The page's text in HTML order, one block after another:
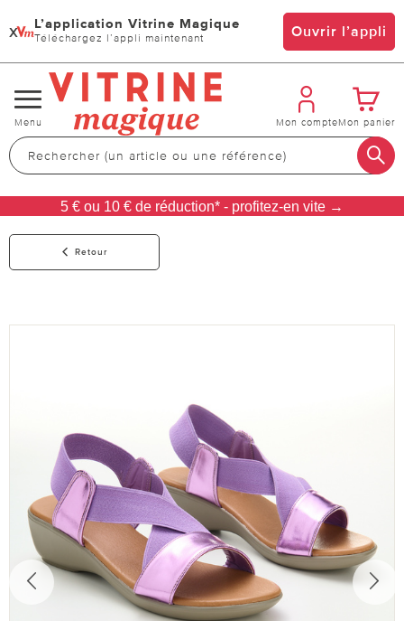
x L’application Vitrine Magique
Téléchargez l’appli maintenant Ouvrir l’appli
Changer
de
navigation
Menu Mon compteMon panier
5 € ou 10 € de réduction* - profitez-en vite →
Retour